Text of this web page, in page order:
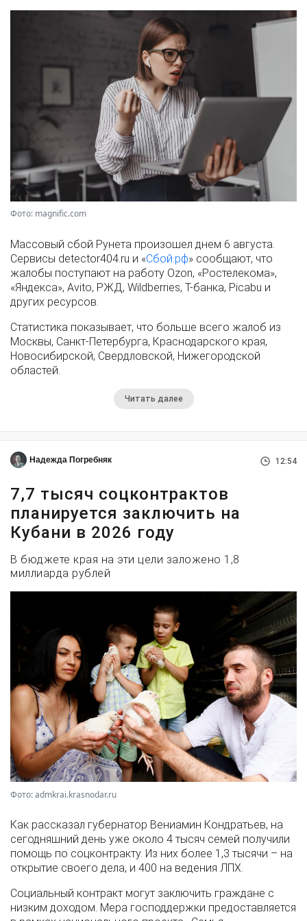
Фото: magnific.com
Массовый сбой Рунета произошел днем 6 августа.
Сервисы detector404.ru и «Сбой.рф» сообщают, что
жалобы поступают на работу Ozon, «Ростелекома»,
«Яндекса», Avito, РЖД, Wildberries, Т-банка, Picabu и
других ресурсов.
Статистика показывает, что больше всего жалоб из
Москвы, Санкт-Петербурга, Краснодарского края,
Новосибирской, Свердловской, Нижегородской
областей.
Читать далее
Надежда Погребняк 12:54
7,7 тысяч соцконтрактов
планируется заключить на
Кубани в 2026 году
В бюджете края на эти цели заложено 1,8
миллиарда рублей
Фото: admkrai.krasnodar.ru
Как рассказал губернатор Вениамин Кондратьев, на
сегодняшний день уже около 4 тысяч семей получили
помощь по соцконтракту. Из них более 1,3 тысячи – на
открытие своего дела, и 400 на ведения ЛПХ.
Социальный контракт могут заключить граждане с
низким доходом. Мера господдержки предоставляется